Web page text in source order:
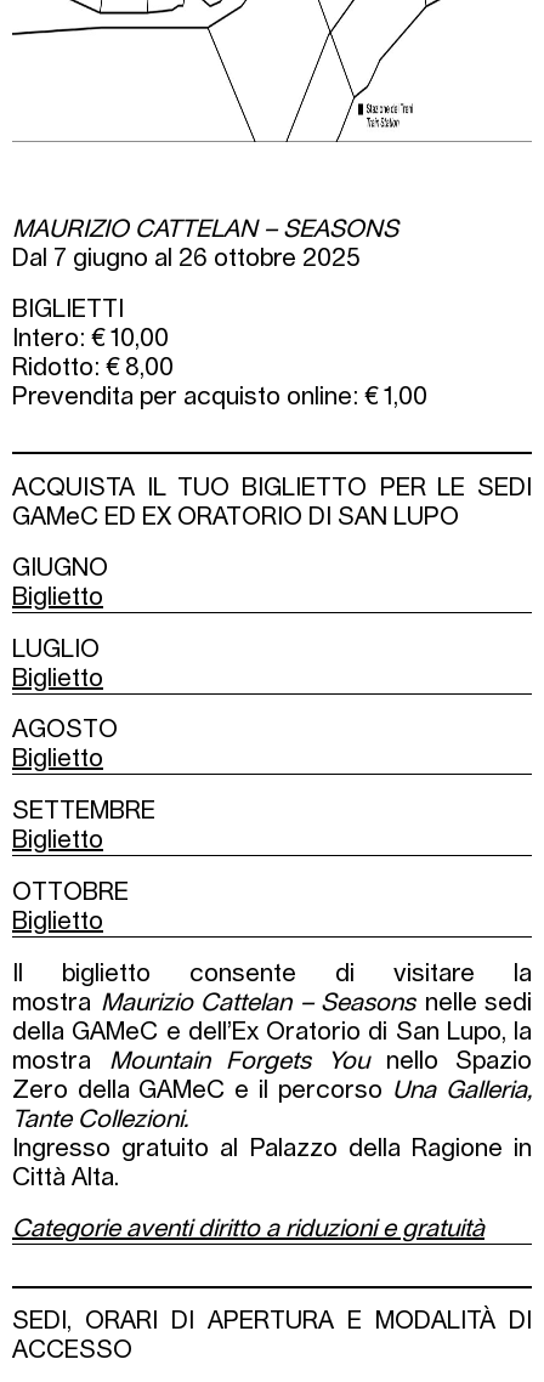
MAURIZIO CATTELAN – SEASONS
Dal 7 giugno al 26 ottobre 2025
BIGLIETTI
Intero: € 10,00
Ridotto: € 8,00
Prevendita per acquisto online: € 1,00
ACQUISTA IL TUO BIGLIETTO PER LE SEDI
GAMeC ED EX ORATORIO DI SAN LUPO
GIUGNO
Biglietto
LUGLIO
Biglietto
AGOSTO
Biglietto
SETTEMBRE
Biglietto
OTTOBRE
Biglietto
Il biglietto consente di visitare la
mostra Maurizio Cattelan – Seasonsnelle sedi
della GAMeC e dell’Ex Oratorio di San Lupo, la
mostra Mountain Forgets Younello Spazio
Zero della GAMeC e il percorso Una Galleria,
Tante Collezioni.
Ingresso gratuito al Palazzo della Ragione in
Città Alta.
Categorie aventi diritto a riduzioni e gratuità
SEDI, ORARI DI APERTURA E MODALITÀ DI
ACCESSO